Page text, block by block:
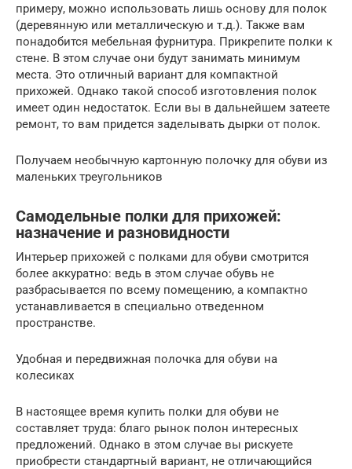
примеру, можно использовать лишь основу для полок
(деревянную или металлическую и т.д.). Также вам
понадобится мебельная фурнитура. Прикрепите полки к
стене. В этом случае они будут занимать минимум
места. Это отличный вариант для компактной
прихожей. Однако такой способ изготовления полок
имеет один недостаток. Если вы в дальнейшем затеете
ремонт, то вам придется заделывать дырки от полок.
Получаем необычную картонную полочку для обуви из
маленьких треугольников
Самодельные полки для прихожей:
назначение и разновидности
Интерьер прихожей с полками для обуви смотрится
более аккуратно: ведь в этом случае обувь не
разбрасывается по всему помещению, а компактно
устанавливается в специально отведенном
пространстве.
Удобная и передвижная полочка для обуви на
колесиках
В настоящее время купить полки для обуви не
составляет труда: благо рынок полон интересных
предложений. Однако в этом случае вы рискуете
приобрести стандартный вариант, не отличающийся